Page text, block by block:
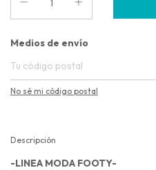
Entregas para el CP:
Medios de envío
No sé mi código postal
Descripción
-LINEA MODA FOOTY-